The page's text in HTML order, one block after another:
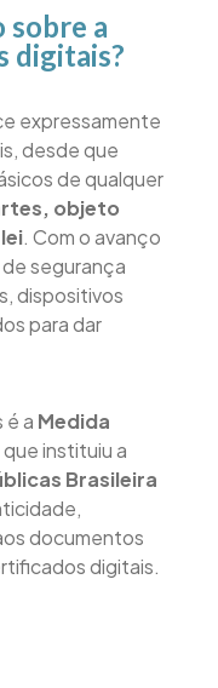
sobre a
digitais?
expressamente
desde que
de qualquer
objeto
. Com o avanço
segurança
dispositivos
para dar
é a Medida
que instituiu a
Brasileira
documentos
digitais.